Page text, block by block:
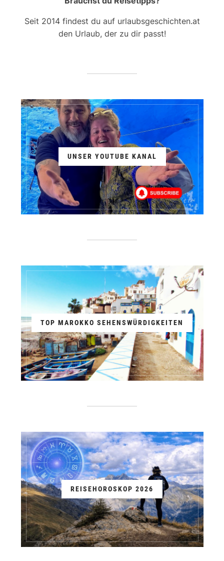
Seit 2014 findest du auf urlaubsgeschichten.at
den Urlaub, der zu dir passt!
UNSER YOUTUBE KANAL
TOP MAROKKO SEHENSWÜRDIGKEITEN
REISEHOROSKOP 2026